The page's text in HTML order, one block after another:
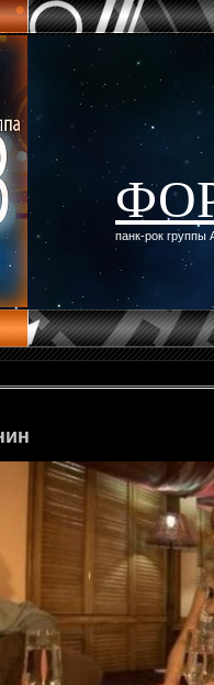
панк-рок